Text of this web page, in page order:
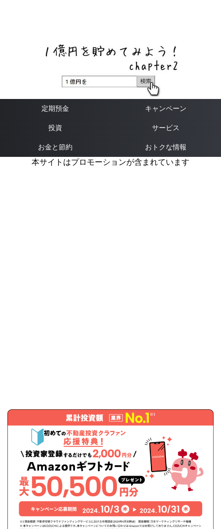
定期預金 キャンペーン
投資 サービス
お金と節約 おトクな情報
本サイトはプロモーションが含まれています